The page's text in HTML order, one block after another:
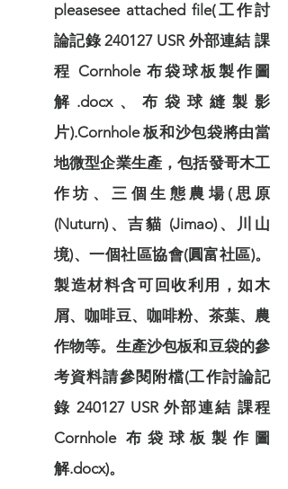
pleasesee attached file(工作討
論記錄 240127 USR 外部連結 課
程 Cornhole 布袋球板製作圖
解.docx、布袋球縫製影
片).Cornhole 板和沙包袋將由當
地微型企業生產，包括發哥木工
作坊、三個生態農場(思原
(Nuturn)、吉貓 (Jimao)、川山
境)、一個社區協會(圓富社區)。
製造材料含可回收利用，如木
屑、咖啡豆、咖啡粉、茶葉、農
作物等。生產沙包板和豆袋的參
考資料請參閱附檔(工作討論記
錄 240127 USR 外部連結 課程
Cornhole 布袋球板製作圖
解.docx)。